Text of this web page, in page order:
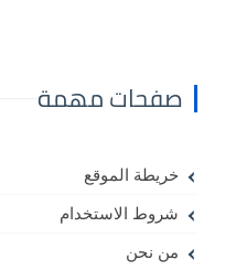
صفحات مهمة
خريطة الموقع
شروط الاستخدام
من نحن